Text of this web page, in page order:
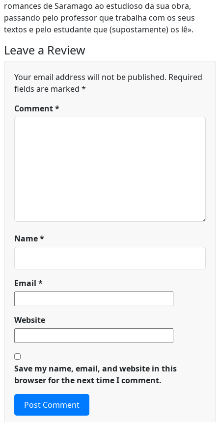
romances de Saramago ao estudioso da sua obra,
passando pelo professor que trabalha com os seus
textos e pelo estudante que (supostamente) os lê».
Leave a Review
Your email address will not be published. Required
fields are marked *
Comment*
Name*
Email *
Website
Save my name, email, and website in this
browser for the next time I comment.